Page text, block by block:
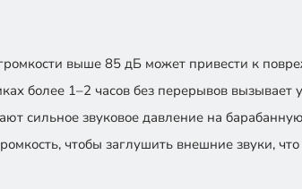
выше 85 дБ может привести к
более 1–2 часов без перерывов вызывает
сильное звуковое давление на
чтобы заглушить внешние звуки, что